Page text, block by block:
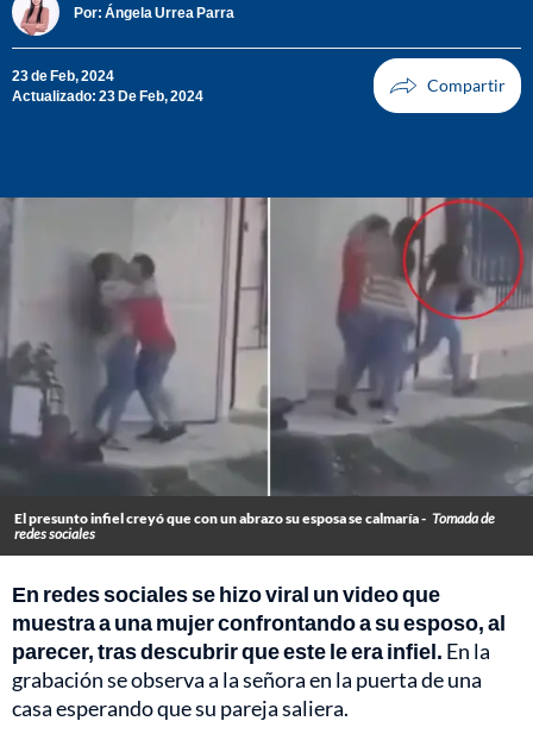
Por: Ángela Urrea Parra
23 de Feb, 2024
Actualizado: 23 De Feb, 2024
El presunto infiel creyó que con un abrazo su esposa se calmaría - Tomada de
redes sociales
En redes sociales se hizo viral un video que
muestra a una mujer confrontando a su esposo, al
parecer, tras descubrir que este le era infiel. En la
grabación se observa a la señora en la puerta de una
casa esperando que su pareja saliera.